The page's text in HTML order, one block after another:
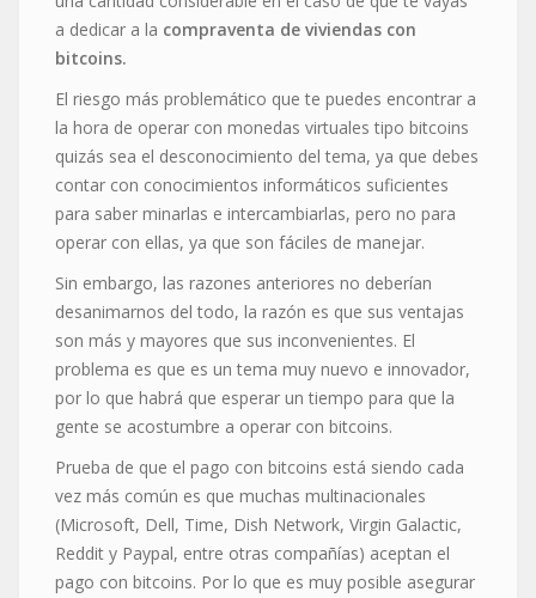
a dedicar a la compraventa de viviendas con
bitcoins.
El riesgo más problemático que te puedes encontrar a
la hora de operar con monedas virtuales tipo bitcoins
quizás sea el desconocimiento del tema, ya que debes
contar con conocimientos informáticos suficientes
para saber minarlas e intercambiarlas, pero no para
operar con ellas, ya que son fáciles de manejar.
Sin embargo, las razones anteriores no deberían
desanimarnos del todo, la razón es que sus ventajas
son más y mayores que sus inconvenientes. El
problema es que es un tema muy nuevo e innovador,
por lo que habrá que esperar un tiempo para que la
gente se acostumbre a operar con bitcoins.
Prueba de que el pago con bitcoins está siendo cada
vez más común es que muchas multinacionales
(Microsoft, Dell, Time, Dish Network, Virgin Galactic,
Reddit y Paypal, entre otras compañías) aceptan el
pago con bitcoins. Por lo que es muy posible asegurar